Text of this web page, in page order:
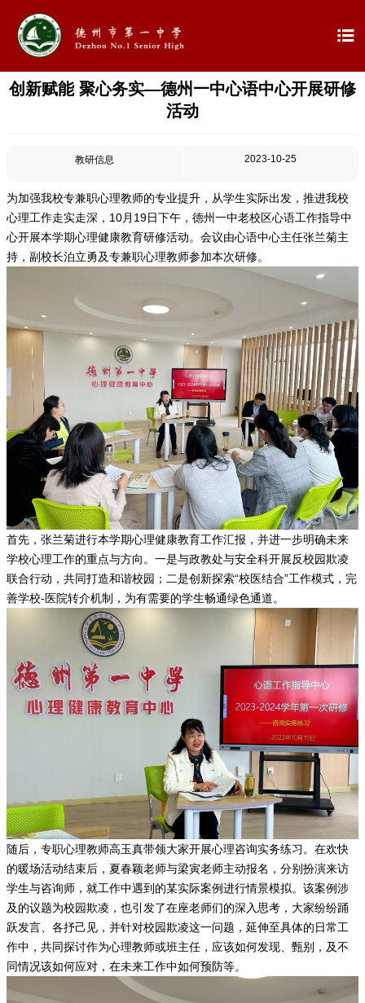

创新赋能 聚心务实—德州一中心语中心开展研修
活动
教研信息 2023-10-25
为加强我校专兼职心理教师的专业提升，从学生实际出发，推进我校
心理工作走实走深，10月19日下午，德州一中老校区心语工作指导中
心开展本学期心理健康教育研修活动。会议由心语中心主任张兰菊主
持，副校长泊立勇及专兼职心理教师参加本次研修。
首先，张兰菊进行本学期心理健康教育工作汇报，并进一步明确未来
学校心理工作的重点与方向。一是与政教处与安全科开展反校园欺凌
联合行动，共同打造和谐校园；二是创新探索“校医结合”工作模式，完
善学校-医院转介机制，为有需要的学生畅通绿色通道。
随后，专职心理教师高玉真带领大家开展心理咨询实务练习。在欢快
的暖场活动结束后，夏春颖老师与梁寅老师主动报名，分别扮演来访
学生与咨询师，就工作中遇到的某实际案例进行情景模拟。该案例涉
及的议题为校园欺凌，也引发了在座老师们的深入思考，大家纷纷踊
跃发言、各抒己见，并针对校园欺凌这一问题，延伸至具体的日常工
作中，共同探讨作为心理教师或班主任，应该如何发现、甄别，及不
同情况该如何应对，在未来工作中如何预防等。
 首页
 教学教研
 最新公告
校园新闻
 科学技术实验校